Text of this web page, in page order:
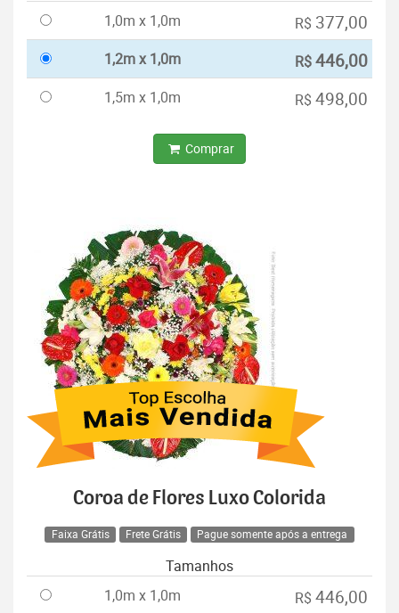
1,0m x 1,0m
R$ 377,00
1,2m x 1,0m R$446,00
1,5m x 1,0m R$ 498,00
Comprar
Coroa de Flores Luxo Colorida
Faixa Grátis Frete Grátis Pague somente após a entrega
Tamanhos
1,0m x 1,0m
R$ 446,00